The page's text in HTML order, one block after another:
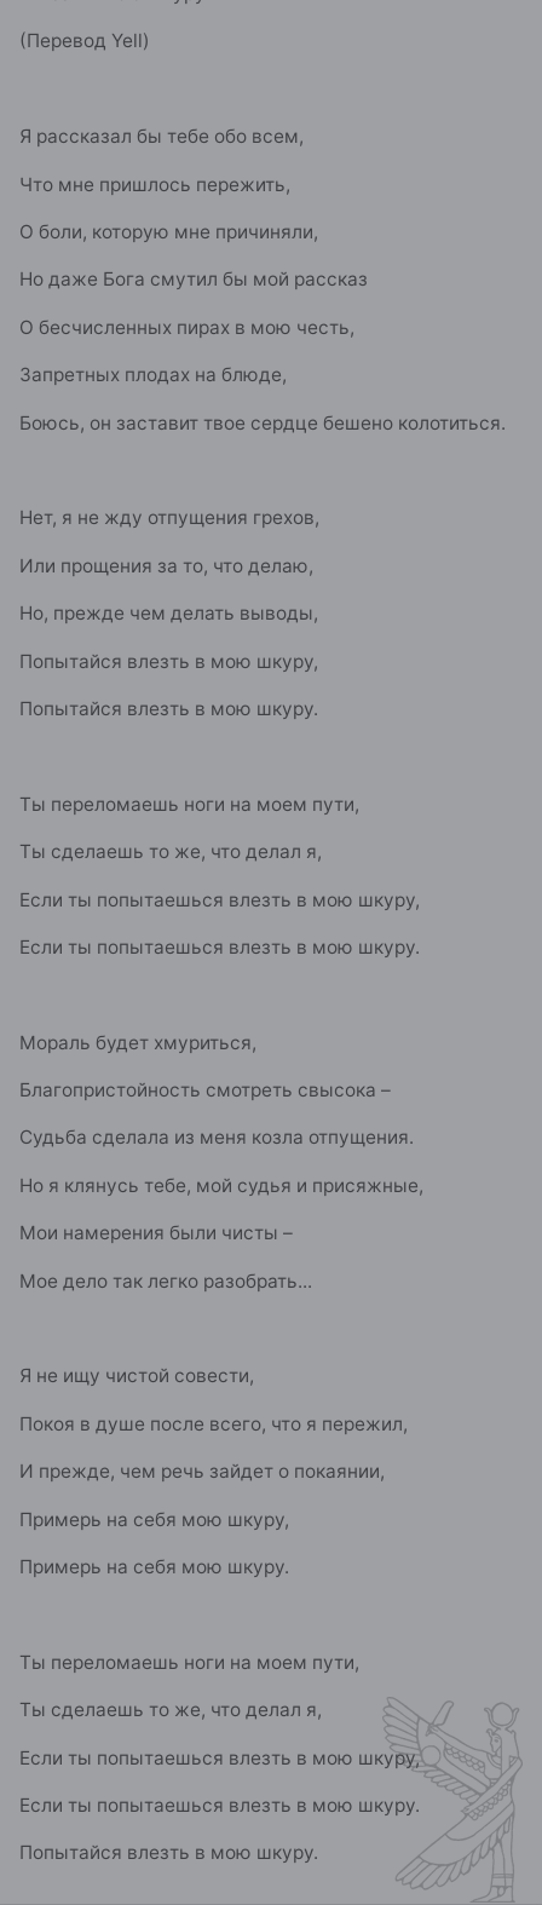
(Перевод Yell)
Я рассказал бы тебе обо всем,
Что мне пришлось пережить,
О боли, которую мне причиняли,
Но даже Бога смутил бы мой рассказ
О бесчисленных пирах в мою честь,
Запретных плодах на блюде,
Боюсь, он заставит твое сердце бешено колотиться.
Нет, я не жду отпущения грехов,
Или прощения за то, что делаю,
Но, прежде чем делать выводы,
Попытайся влезть в мою шкуру,
Попытайся влезть в мою шкуру.
Ты переломаешь ноги на моем пути,
Ты сделаешь то же, что делал я,
Если ты попытаешься влезть в мою шкуру,
Если ты попытаешься влезть в мою шкуру.
Мораль будет хмуриться,
Благопристойность смотреть свысока –
Судьба сделала из меня козла отпущения.
Но я клянусь тебе, мой судья и присяжные,
Мои намерения были чисты –
Мое дело так легко разобрать...
Я не ищу чистой совести,
Покоя в душе после всего, что я пережил,
И прежде, чем речь зайдет о покаянии,
Примерь на себя мою шкуру,
Примерь на себя мою шкуру.
Ты переломаешь ноги на моем пути,
Ты сделаешь то же, что делал я,
Если ты попытаешься влезть в мою шкуру,
Если ты попытаешься влезть в мою шкуру.
Попытайся влезть в мою шкуру.